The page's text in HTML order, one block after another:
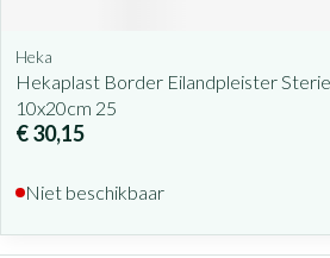
Heka
Hekaplast Border Eilandpleister
10x20cm 25
€ 30,15
Niet beschikbaar